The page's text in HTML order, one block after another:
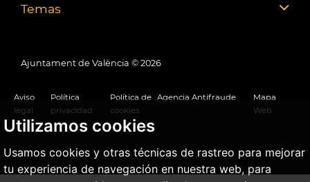
Utilizamos cookies
Usamos cookies y otras técnicas de rastreo para mejorar
tu experiencia de navegación en nuestra web, para
Temas
Ajuntament de València © 2026
Aviso
legal
Política
privacidad
Política de
cookies
Agencia Antifraude
Mapa
Web